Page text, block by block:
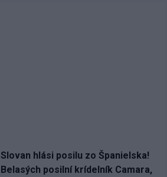
Slovan hlási posilu zo Španielska!
Belasých posilní krídelník Camara,